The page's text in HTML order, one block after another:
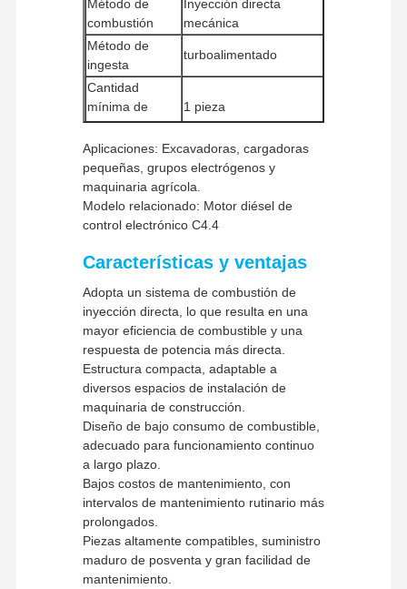
Inicio Productos
Espectáculo
De RV
Visita A La
Fábrica
Control De
Calidad
Contáctenos
Casos
Perkins Engine
Método de
combustión
Inyección directa
mecánica
Método de
ingesta
turboalimentado
Cantidad
mínima de
pedido
1 pieza
Métodos de
pago
Unión Occidental, T/T
Métodos de
envío
UPS/DHL/EMS/TNT/FedEx
Aplicaciones: Excavadoras, cargadoras
pequeñas, grupos electrógenos y
maquinaria agrícola.
Modelo relacionado: Motor diésel de
control electrónico C4.4
Características y ventajas
Adopta un sistema de combustión de
inyección directa, lo que resulta en una
mayor eficiencia de combustible y una
respuesta de potencia más directa.
Estructura compacta, adaptable a
diversos espacios de instalación de
maquinaria de construcción.
Diseño de bajo consumo de combustible,
adecuado para funcionamiento continuo
a largo plazo.
Bajos costos de mantenimiento, con
intervalos de mantenimiento rutinario más
prolongados.
Piezas altamente compatibles, suministro
maduro de posventa y gran facilidad de
mantenimiento.